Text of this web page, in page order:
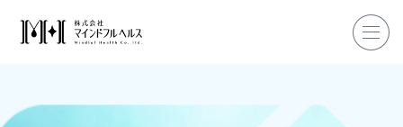
マインドフル・ライフコーチ